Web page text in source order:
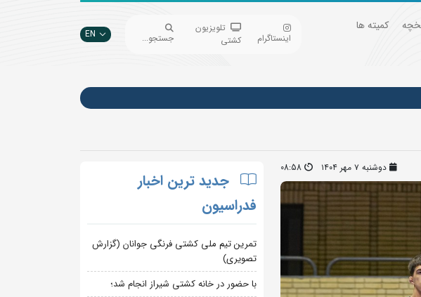
کمیته ها
اینستاگرام
تلویزیون
کشتی
جستجو... EN
دوشنبه ۷ مهر ۱۴۰۴ 08:58
جدید ترین اخبار
فدراسیون
تمرین تیم ملی کشتی فرنگی جوانان (گزارش
تصویری)
با حضور در خانه کشتی شیراز انجام شد؛